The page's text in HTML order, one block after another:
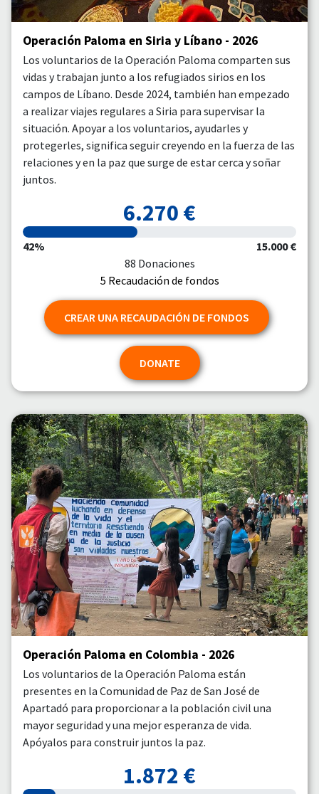
Operación Paloma en Siria y Líbano - 2026
Los voluntarios de la Operación Paloma comparten sus
vidas y trabajan junto a los refugiados sirios en los
campos de Líbano. Desde 2024, también han empezado
a realizar viajes regulares a Siria para supervisar la
situación. Apoyar a los voluntarios, ayudarles y
protegerles, significa seguir creyendo en la fuerza de las
relaciones y en la paz que surge de estar cerca y soñar
juntos.
6.270 €
42%
15.000 €
88 Donaciones
5 Recaudación de fondos
CREAR UNA RECAUDACIÓN DE FONDOS
DONATE
Operación Paloma en Colombia - 2026
Los voluntarios de la Operación Paloma están
presentes en la Comunidad de Paz de San José de
Apartadó para proporcionar a la población civil una
mayor seguridad y una mejor esperanza de vida.
Apóyalos para construir juntos la paz.
1.872 €